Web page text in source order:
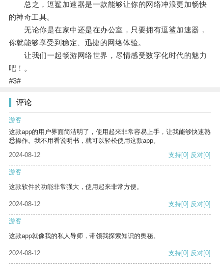
总之，逗鲨加速器是一款能够让你的网络冲浪更加畅快
的神奇工具。
无论你是在家中还是在办公室，只要拥有逗鲨加速器，
你就能够享受到稳定、迅捷的网络体验。
让我们一起畅游网络世界，尽情感受数字化时代的魅力
吧！。
#3#
评论
游客
这款app的用户界面简洁明了，使用起来非常容易上手，让我能够快速熟
悉操作。我不用看说明书，就可以轻松使用这款app。
2024-08-12
支持[0] 反对[0]
游客
这款软件的功能非常强大，使用起来非常方便。
2024-08-12 支持[0] 反对[0]
游客
这款app就像我的私人导师，带领我探索知识的奥秘。
2024-08-12 支持[0] 反对[0]